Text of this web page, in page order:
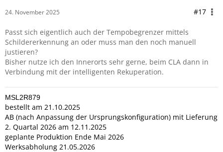
24. November 2025 #17
Passt sich eigentlich auch der Tempobegrenzer mittels
Schildererkennung an oder muss man den noch manuell
justieren?
Bisher nutze ich den Innerorts sehr gerne, beim CLA dann in
Verbindung mit der intelligenten Rekuperation.
MSL2R879
bestellt am 21.10.2025
AB (nach Anpassung der Ursprungskonfiguration) mit Lieferung
2. Quartal 2026 am 12.11.2025
geplante Produktion Ende Mai 2026
Werksabholung 21.05.2026